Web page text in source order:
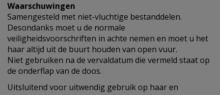
Waarschuwingen
Samengesteld met niet-vluchtige bestanddelen.
Desondanks moet u de normale
veiligheidsvoorschriften in achte nemen en moet u het
haar altijd uit de buurt houden van open vuur.
Niet gebruiken na de vervaldatum die vermeld staat op
de onderflap van de doos.
Uitsluitend voor uitwendig gebruik op haar en